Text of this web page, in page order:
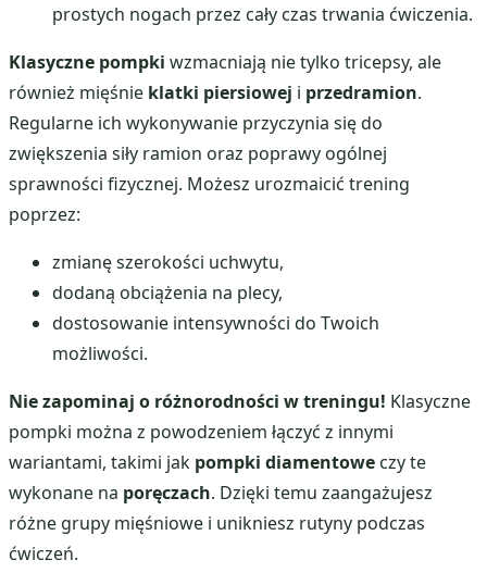
prostych nogach przez cały czas trwania ćwiczenia.
Klasyczne pompki wzmacniają nie tylko tricepsy, ale
również mięśnie klatki piersiowej i przedramion.
Regularne ich wykonywanie przyczynia się do
zwiększenia siły ramion oraz poprawy ogólnej
sprawności fizycznej. Możesz urozmaicić trening
poprzez:
zmianę szerokości uchwytu,
dodaną obciążenia na plecy,
dostosowanie intensywności do Twoich
możliwości.
Nie zapominaj o różnorodności w treningu! Klasyczne
pompki można z powodzeniem łączyć z innymi
wariantami, takimi jak pompki diamentowe czy te
wykonane na poręczach. Dzięki temu zaangażujesz
różne grupy mięśniowe i unikniesz rutyny podczas
ćwiczeń.